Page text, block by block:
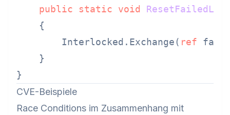
public static void
    {
        Interlocked.Exchange(
ref
    }
CVE-Beispiele
Race Conditions im Zusammenhang mit